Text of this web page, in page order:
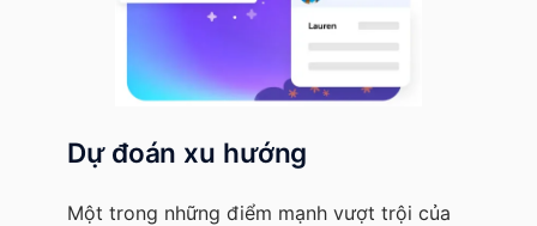
Dự đoán xu hướng
Một trong những điểm mạnh vượt trội của